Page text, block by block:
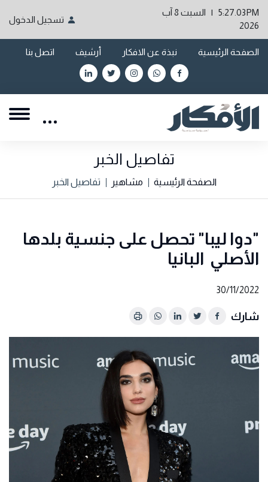
5:27.03PM | السبت 8 آب
2026
تسجيل الدخول
الصفحة الرئيسية نبذة عن الافكار أرشيف اتصل بنا
تفاصيل الخبر
الصفحة الرئيسية مشاهير تفاصيل الخبر
"دوا ليبا" تحصل على جنسية بلدها
الأصلي البانيا
30/11/2022
شارك